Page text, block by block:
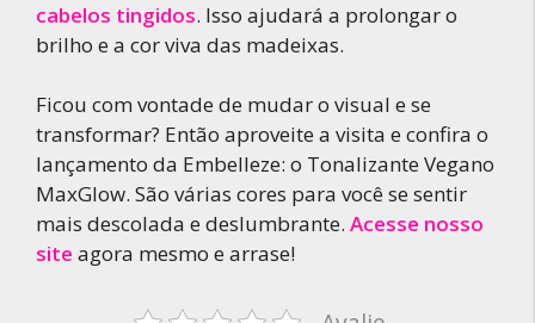
cabelos tingidos. Isso ajudará a prolongar o
brilho e a cor viva das madeixas.
Ficou com vontade de mudar o visual e se
transformar? Então aproveite a visita e confira o
lançamento da Embelleze: o Tonalizante Vegano
MaxGlow. São várias cores para você se sentir
mais descolada e deslumbrante. Acesse nosso
site agora mesmo e arrase!